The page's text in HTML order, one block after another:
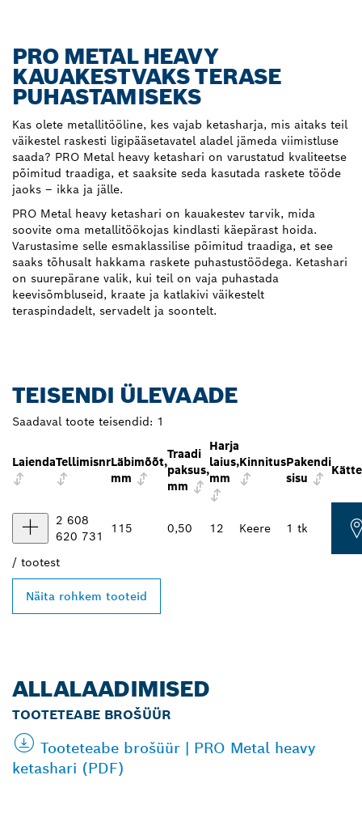
PRO METAL HEAVY
KAUAKESTVAKS TERASE
PUHASTAMISEKS
Kas olete metallitööline, kes vajab ketasharja, mis aitaks teil
väikestel raskesti ligipääsetavatel aladel jämeda viimistluse
saada? PRO Metal heavy ketashari on varustatud kvaliteetse
põimitud traadiga, et saaksite seda kasutada raskete tööde
jaoks – ikka ja jälle.
PRO Metal heavy ketashari on kauakestev tarvik, mida
soovite oma metallitöökojas kindlasti käepärast hoida.
Varustasime selle esmaklassilise põimitud traadiga, et see
saaks tõhusalt hakkama raskete puhastustöödega. Ketashari
on suurepärane valik, kui teil on vaja puhastada
keevisõmbluseid, kraate ja katlakivi väikestelt
teraspindadelt, servadelt ja soontelt.
TEISENDI ÜLEVAADE
Saadaval toote teisendid: 1
LaiendaTellimisnrLäbimõõt,
mm
Traadi
paksus,
mm
Harja
laius,
mm
KinnitusPakendi
sisu
2 608
620 731
115 0,50 12 Keere 1 tk
/ tootest
Näita rohkem tooteid
ALLALAADIMISED
TOOTETEABE BROŠÜÜR
Tooteteabe brošüür | PRO Metal heavy
ketashari (PDF)